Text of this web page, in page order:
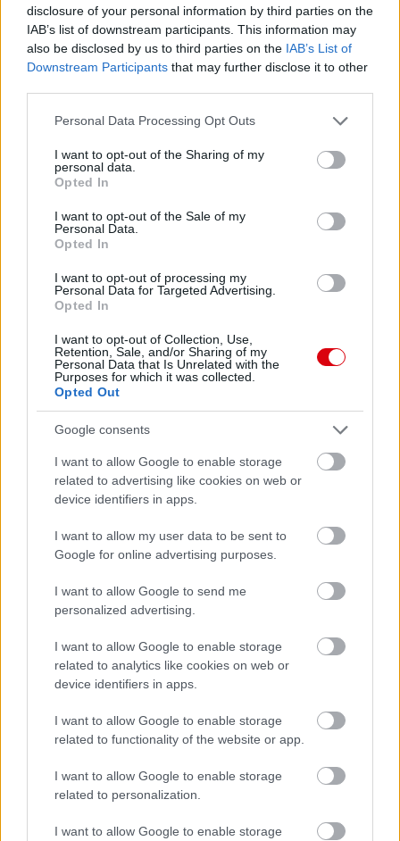
disclosure of your personal information by third parties on the
IAB’s list of downstream participants. This information may
also be disclosed by us to third parties on the IAB’s List of
Downstream Participants that may further disclose it to other
Please note that this website/app uses one or more Google
not limited to your visit or usage behaviour. You may click to
grant or deny consent to Google and its third-party tags to
use your data for below specified purposes in below Google
consent section.
Personal Data Processing Opt Outs
I want to opt-out of the Sharing of my
personal data.
Opted In
I want to opt-out of the Sale of my
Personal Data.
Opted In
I want to opt-out of processing my
Personal Data for Targeted Advertising.
Opted In
I want to opt-out of Collection, Use,
Retention, Sale, and/or Sharing of my
Personal Data that Is Unrelated with the
Purposes for which it was collected.
Opted Out
Google consents
I want to allow Google to enable storage
related to advertising like cookies on web or
device identifiers in apps.
I want to allow my user data to be sent to
Google for online advertising purposes.
I want to allow Google to send me
personalized advertising.
I want to allow Google to enable storage
related to analytics like cookies on web or
device identifiers in apps.
I want to allow Google to enable storage
related to functionality of the website or app.
I want to allow Google to enable storage
related to personalization.
I want to allow Google to enable storage
Meccs Center
Paris Saint-Germain
Manchester United
Felkészülési szezon 4. mérkőzés
Nya Ullevi, Göteborg
2026-08-08 17:00
0 nap 17 óra 38 perc 57 másodperc
Leeds Unitedvs Manchester United 2026-08-12 20:30
vsManchester United 2026-08-15 18:00
ELŐZŐ MÉRKŐZÉSEK
Támogatás
Támogasd adományoddal
a ManUtdFanatics.hu működését!